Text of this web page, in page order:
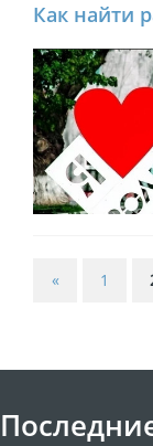
Как найти
« 1